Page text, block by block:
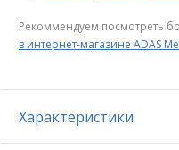
Рекоммендуем посмотреть
в интернет-магазине ADAS
Характеристики